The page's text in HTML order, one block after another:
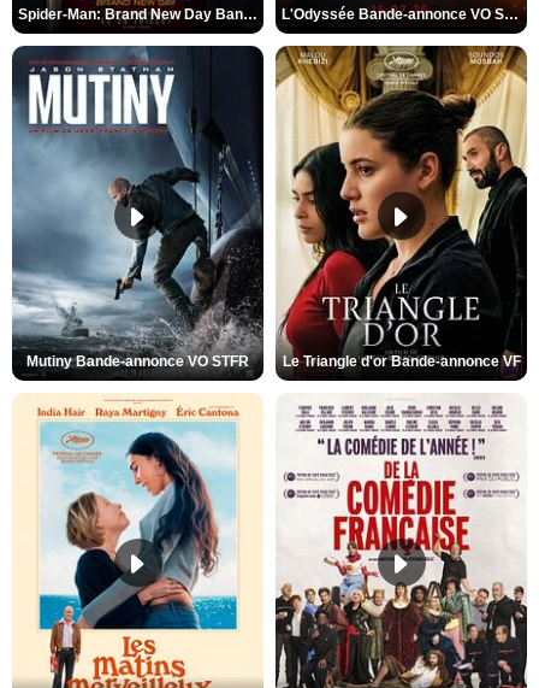
Spider-Man: Brand New Day Bande-annonce VO STFR L'Odyssée Bande-annonce VO STFR
Mutiny Bande-annonce VO STFR Le Triangle d'or Bande-annonce VF